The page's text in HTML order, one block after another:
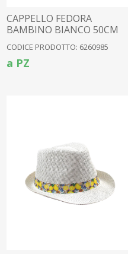
CAPPELLO FEDORA
BAMBINO BIANCO 50CM
CODICE PRODOTTO: 6260985
a PZ